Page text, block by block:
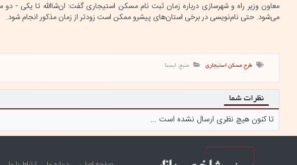
معاون وزیر راه و شهرسازی درباره زمان ثبت نام مسکن استیجاری گفت: ان‌شاالله تا یکی -
می‌شود. حتی نام‌نویسی در برخی استان‌های پیشرو ممکن است زودتر از زمان مذکور انجام شود.
طرح مسکن استیجاری منبع: ایسنا
نظرات شما
تا کنون هیچ نظری ارسال نشده است ...